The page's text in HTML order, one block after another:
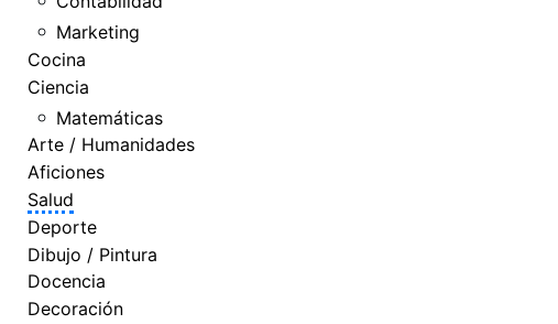
Marketing
Cocina
Ciencia
Matemáticas
Arte / Humanidades
Aficiones
Salud
Deporte
Dibujo / Pintura
Docencia
Decoración